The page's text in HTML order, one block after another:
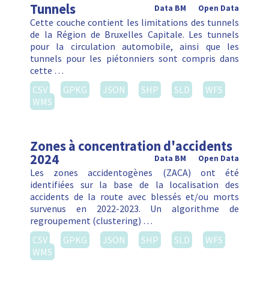
Tunnels Open Data
Data BM
Cette couche contient les limitations des tunnels
de la Région de Bruxelles Capitale. Les tunnels
pour la circulation automobile, ainsi que les
tunnels pour les piétonniers sont compris dans
cette …
CSV
GPKG JSON SHP SLD
WFS
WMS
Zones à concentration d'accidents
2024 Open Data
Data BM
Les zones accidentogènes (ZACA) ont été
identifiées sur la base de la localisation des
accidents de la route avec blessés et/ou morts
survenus en 2022-2023. Un algorithme de
regroupement (clustering) …
CSV
GPKG JSON SHP SLD
WFS
WMS